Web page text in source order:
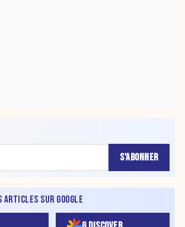
S'ABONNER
ARTICLES SUR GOOGLE